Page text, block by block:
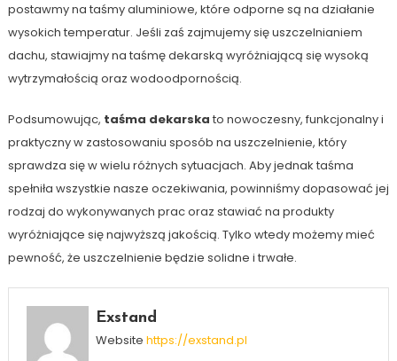
postawmy na taśmy aluminiowe, które odporne są na działanie
wysokich temperatur. Jeśli zaś zajmujemy się uszczelnianiem
dachu, stawiajmy na taśmę dekarską wyróżniającą się wysoką
wytrzymałością oraz wodoodpornością.
Podsumowując, taśma dekarska to nowoczesny, funkcjonalny i
praktyczny w zastosowaniu sposób na uszczelnienie, który
sprawdza się w wielu różnych sytuacjach. Aby jednak taśma
spełniła wszystkie nasze oczekiwania, powinniśmy dopasować jej
rodzaj do wykonywanych prac oraz stawiać na produkty
wyróżniające się najwyższą jakością. Tylko wtedy możemy mieć
pewność, że uszczelnienie będzie solidne i trwałe.
Exstand
Website https://exstand.pl